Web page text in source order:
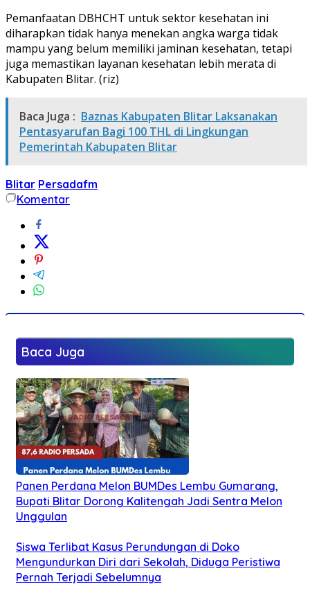
Pemanfaatan DBHCHT untuk sektor kesehatan ini
diharapkan tidak hanya menekan angka warga tidak
mampu yang belum memiliki jaminan kesehatan, tetapi
juga memastikan layanan kesehatan lebih merata di
Kabupaten Blitar. (riz)
Baca Juga : Baznas Kabupaten Blitar Laksanakan
Pentasyarufan Bagi 100 THL di Lingkungan
Pemerintah Kabupaten Blitar
Blitar Persadafm
Komentar
Baca Juga
Panen Perdana Melon BUMDes Lembu Gumarang,
Bupati Blitar Dorong Kalitengah Jadi Sentra Melon
Unggulan
Siswa Terlibat Kasus Perundungan di Doko
Mengundurkan Diri dari Sekolah, Diduga Peristiwa
Pernah Terjadi Sebelumnya